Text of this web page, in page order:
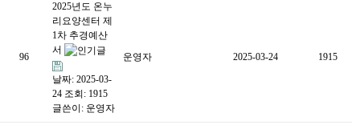
96
2025년도 온누
리요양센터 제
1차 추경예산
서
날짜: 2025-03-
24 조회: 1915
글쓴이: 운영자
운영자 2025-03-24 1915